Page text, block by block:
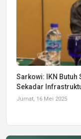
Sarkowi: IKN Butuh
Sekadar
Jumat, 16 Mei 2025